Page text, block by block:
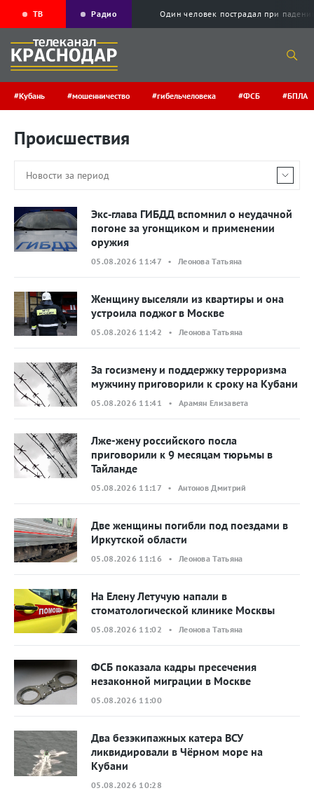
ТВ Радио Один человек пострадал при
#Кубань #мошенничество #гибельчеловека #ФСБ #БПЛА
Происшествия
Экс‑глава ГИБДД вспомнил о неудачной
погоне за угонщиком и применении
оружия
05.08.2026 11:47 • Леонова Татьяна
Женщину выселяли из квартиры и она
устроила поджог в Москве
05.08.2026 11:42 • Леонова Татьяна
За госизмену и поддержку терроризма
мужчину приговорили к сроку на Кубани
05.08.2026 11:41 • Арамян Елизавета
Лже-жену российского посла
приговорили к 9 месяцам тюрьмы в
Тайланде
05.08.2026 11:17 • Антонов Дмитрий
Две женщины погибли под поездами в
Иркутской области
05.08.2026 11:16 • Леонова Татьяна
На Елену Летучую напали в
стоматологической клинике Москвы
05.08.2026 11:02 • Леонова Татьяна
ФСБ показала кадры пресечения
незаконной миграции в Москве
05.08.2026 11:00
Два безэкипажных катера ВСУ
ликвидировали в Чёрном море на
Кубани
05.08.2026 10:28